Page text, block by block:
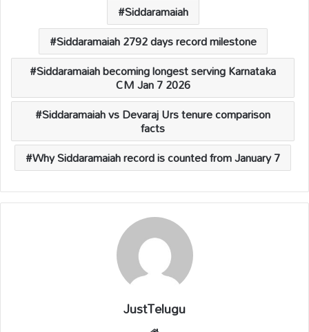
Siddaramaiah
Siddaramaiah 2792 days record milestone
Siddaramaiah becoming longest serving Karnataka
CM Jan 7 2026
Siddaramaiah vs Devaraj Urs tenure comparison
facts
Why Siddaramaiah record is counted from January 7
JustTelugu